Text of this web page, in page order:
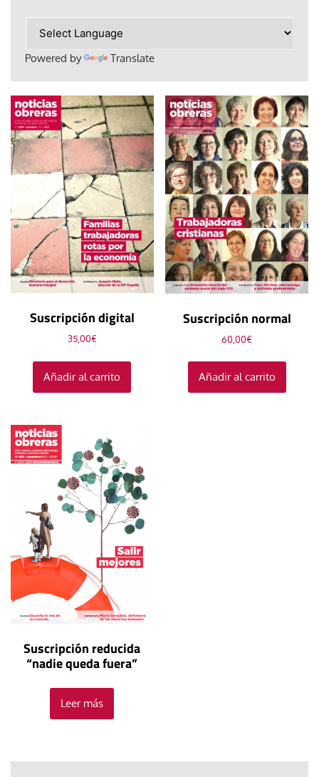
Powered by Translate
Suscripción digital
35,00€
Añadir al carrito
Suscripción normal
60,00€
Añadir al carrito
Suscripción reducida
“nadie queda fuera”
Leer más